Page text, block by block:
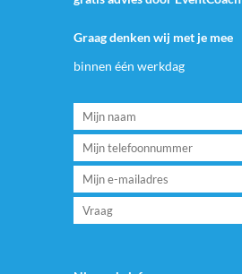
Graag denken wij met je mee
binnen één werkdag